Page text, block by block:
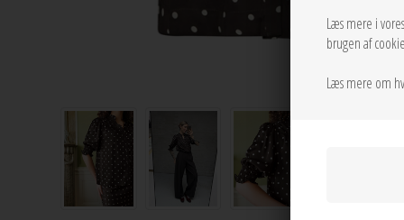
Læs mere i vores
brugen af
Læs mere om